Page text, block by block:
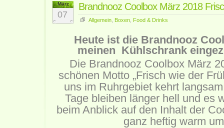
März
07
Brandnooz Coolbox März 2018
Allgemein Boxen Food & Drinks
Heute ist die Brandnooz
meinen Kühlschrank
Die Brandnooz Coolbox März
schönen Motto „Frisch wie der
uns im Ruhrgebiet kehrt
Tage bleiben länger hell und es
beim Anblick auf den Inhalt der
ganz heftig warm